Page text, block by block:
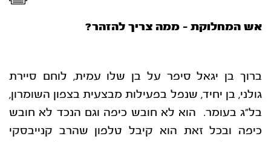
אש המחלוקת – ממה צריך להזהר?
ברוך בן יגאל סיפר על בן שלו עמית, לוחם סיירת
גולני, בן יחיד, שנפל בפעילות מבצעית בצפון השומרון,
בל”ג בעומר. הוא לא חובש כיפה וגם הנכד לא חובש
כיפה ובכל זאת הוא קיבל טלפון שהרב קנייבסקי